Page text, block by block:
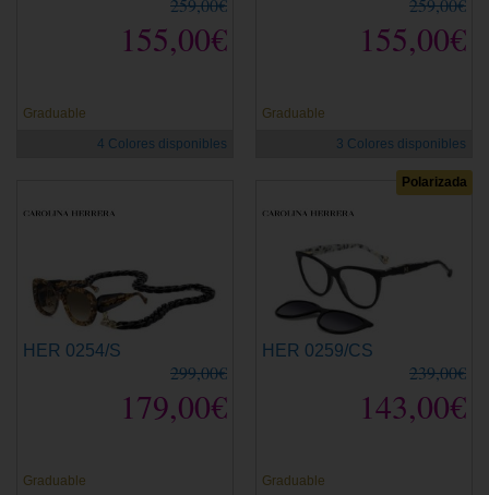
155,00€
Graduable
4 Colores disponibles
155,00€
Graduable
3 Colores disponibles
HER 0254/S
299,00€
179,00€
Graduable
Polarizada
HER 0259/CS
239,00€
143,00€
Graduable